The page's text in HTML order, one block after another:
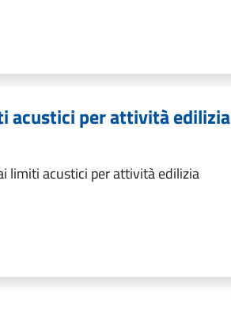
acustici per attività edilizia
limiti acustici per attività edilizia